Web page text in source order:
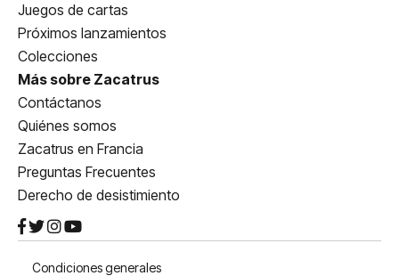
Juegos de cartas
Próximos lanzamientos
Colecciones
Más sobre Zacatrus
Contáctanos
Quiénes somos
Zacatrus en Francia
Preguntas Frecuentes
Derecho de desistimiento
Condiciones generales